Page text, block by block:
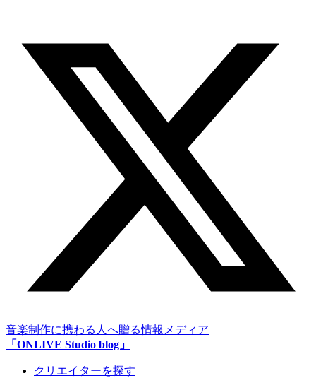
音楽制作に携わる人へ贈る情報メディア
「ONLIVE Studio blog」
クリエイターを探す